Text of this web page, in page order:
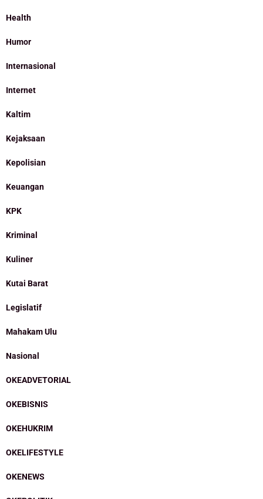
Health
Humor
Internasional
Internet
Kaltim
Kejaksaan
Kepolisian
Keuangan
KPK
Kriminal
Kuliner
Kutai Barat
Legislatif
Mahakam Ulu
Nasional
OKEADVETORIAL
OKEBISNIS
OKEHUKRIM
OKELIFESTYLE
OKENEWS